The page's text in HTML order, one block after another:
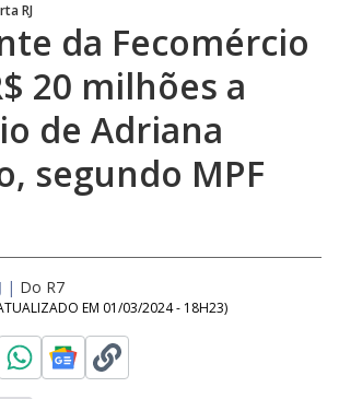
RJ
da Fecomércio
20 milhões a
de Adriana
segundo MPF
| Do R7
EM 01/03/2024 - 18H23)